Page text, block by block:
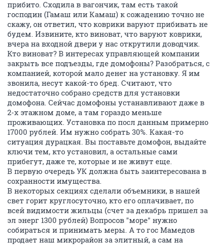
прибито. Сходила в вагончик, там есть такой
господин (Гамаш или Камаш) к сожадению точно не
скажу, он ответил, что коврики варуют прибивать не
будем. Извините, кто виноват, что варуют коврики,
вчера на входной двери у нас открутили доводчик.
Кто виноват? В интересах управляющей компании
закрыть все подъезды, где домофоны? Разобраться, с
компанией, которой мало денег на установку. Я им
звонила, несут какой-то бред. Считают, что
недостаточно собрано средств для установки
домофона. Сейчас домофоны устанавливают даже в
2-х этажном доме, а там гораздо меньше
проживающих. Установка по посл данным примерно
17000 рублей. Им нужно собрать 30%. Какая-то
ситуация дурацкая. Вы поставьте домофон, выдайте
ключи тем, кто установил, а остальные сами
прибегут, даже те, которые и не живут еще.
В первую очередь УК должна быть заинтересована в
сохранности имущества.
В некоторых секциях сделали объемники, в нашей
свет горит круглосуточно, кто его оплачивает, по
всей видимости жильцы (счет за декабрь пришел за
эл энерг 1300 рублей) Вопросов "море" нужно
собираться и принимать меры. А то гос Мамедов
продает наш микрорайон за элитный, а сам на